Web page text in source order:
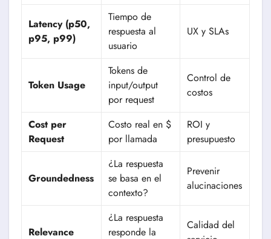
Latency (p50,
p95, p99)
Tiempo de
respuesta al
usuario
UX y SLAs
Token Usage
Tokens de
input/output
por request
Control de
costos
Cost per
Request
Costo real en $
por llamada
ROI y
presupuesto
Groundedness
¿La respuesta
se basa en el
contexto?
Prevenir
alucinaciones
Relevance
¿La respuesta
responde la
Calidad del